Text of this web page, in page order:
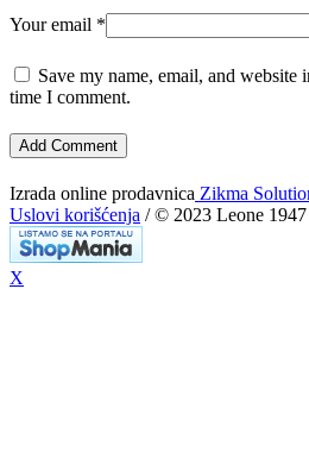
Your email *
Save my name, email, and website
time I comment.
Izrada online prodavnica Zikma
Uslovi korišćenja / © 2023 Leone
X